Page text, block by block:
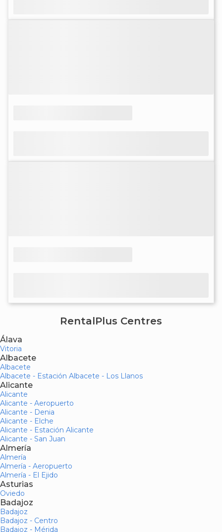
RentalPlus Centres
Álava
Vitoria
Albacete
Albacete
Albacete - Estación Albacete - Los Llanos
Alicante
Alicante
Alicante - Aeropuerto
Alicante - Denia
Alicante - Elche
Alicante - Estación Alicante
Alicante - San Juan
Almería
Almería
Almería - Aeropuerto
Almería - El Ejido
Asturias
Oviedo
Badajoz
Badajoz
Badajoz - Centro
Badajoz - Mérida